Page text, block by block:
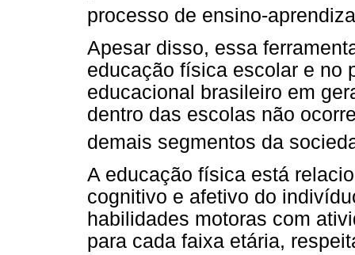
processo de ensino-
Apesar disso, essa
educação física escolar e no
educacional brasileiro em
dentro das escolas não
demais segmentos da
A educação física está
cognitivo e afetivo do
habilidades motoras com
para cada faixa etária,